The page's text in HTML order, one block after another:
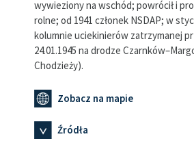
wywieziony na wschód; powrócił i
rolne; od 1941 członek NSDAP; w
kolumnie uciekinierów zatrzymanej
24.01.1945 na drodze
Chodzieży).
Zobacz na mapie
Źródła